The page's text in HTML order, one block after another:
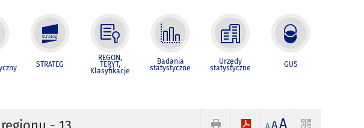
STRATEG
REGON,
TERYT,
Klasyfikacje
Badania
statystyczne
Urzędy
statystyczne GUS
A AA